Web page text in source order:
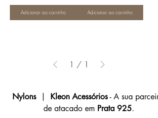
Adicionar ao carrinho Adicionar ao carrinho
1 / 1
Nylons | Kleon Acessórios - A sua
de atacado em Prata 925.